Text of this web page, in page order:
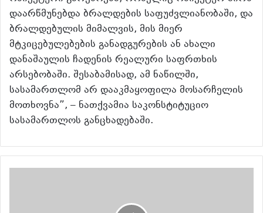
დაარწმუნებდა ბრალდების საფუძვლიანობაში, და
ბრალდებულის მიმალვის, მის მიერ
მტკიცებულებების განადგურების ან ახალი
დანაშაულის ჩადენის რეალური საფრთხის
არსებობაში. შესაბამისად, ამ ნაწილში,
სასამართლომ არ დააკმაყოფილა მოსარჩელის
მოთხოვნა”, – ნათქვამია საკონსტიტუციო
სასამართლოს განცხადებაში.